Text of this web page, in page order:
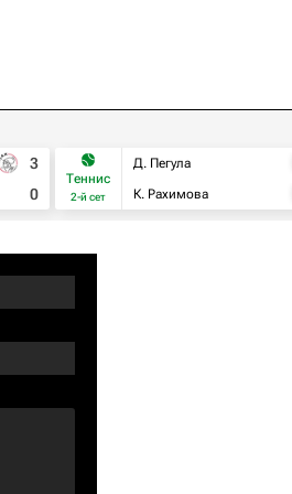
3
0
Теннис
2-й сет
Д. Пегула
К. Рахимова